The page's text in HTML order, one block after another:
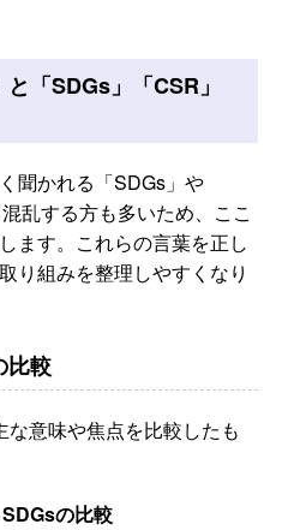
「SDGs」「CSR」
聞かれる「SDGs」や
乱する方も多いため、ここ
ます。これらの言葉を正し
り組みを整理しやすくなり
比較
意味や焦点を比較したも
の比較